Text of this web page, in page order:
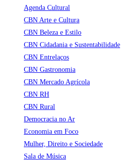
Agenda Cultural
CBN Arte e Cultura
CBN Beleza e Estilo
CBN Cidadania e Sustentabilidade
CBN Entrelaços
CBN Gastronomia
CBN Mercado Agrícola
CBN RH
CBN Rural
Democracia no Ar
Economia em Foco
Mulher, Direito e Sociedade
Sala de Música